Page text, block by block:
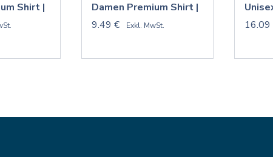
Shirt |
Damen Premium Shirt |
9.49 €
Exkl. MwSt.
16.09